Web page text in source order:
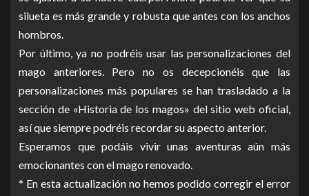
silueta es más grande y robusta que antes con los anchos
hombros.
Por último, ya no podréis usar las personalizaciones del
mago anteriores. Pero no os decepcionéis que las
personalizaciones más populares se han trasladado a la
sección de «Historia de los magos» del sitio web oficial,
así que siempre podréis recordar su aspecto anterior.
Esperamos que podáis vivir unas aventuras aún más
emocionantes con el mago renovado.
* En esta actualización no hemos podido corregir el error